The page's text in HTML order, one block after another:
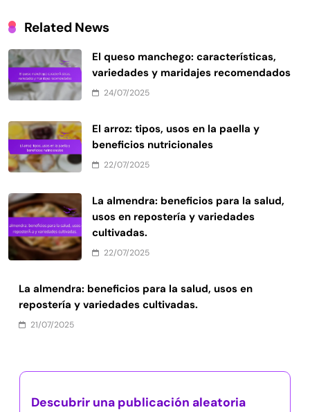
Related News
El queso manchego: características,
variedades y maridajes recomendados
24/07/2025
El arroz: tipos, usos en la paella y
beneficios nutricionales
22/07/2025
La almendra: beneficios para la salud,
usos en repostería y variedades
cultivadas.
22/07/2025
La almendra: beneficios para la salud, usos en
repostería y variedades cultivadas.
21/07/2025
Descubrir una publicación aleatoria